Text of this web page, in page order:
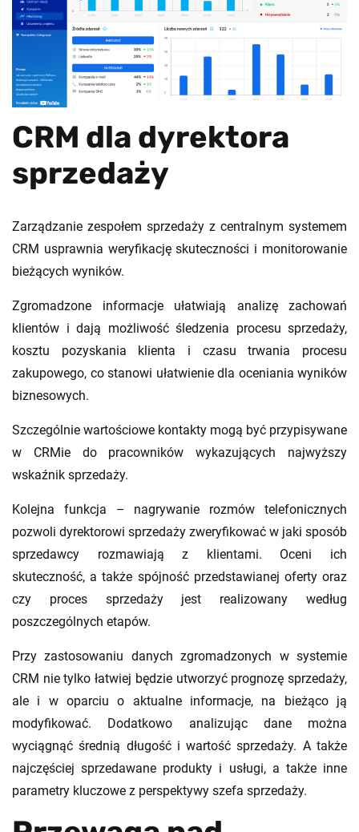
CRM dla dyrektora
sprzedaży
Zarządzanie zespołem sprzedaży z centralnym systemem
CRM usprawnia weryfikację skuteczności i monitorowanie
bieżących wyników.
Zgromadzone informacje ułatwiają analizę zachowań
klientów i dają możliwość śledzenia procesu sprzedaży,
kosztu pozyskania klienta i czasu trwania procesu
zakupowego, co stanowi ułatwienie dla oceniania wyników
biznesowych.
Szczególnie wartościowe kontakty mogą być przypisywane
w CRMie do pracowników wykazujących najwyższy
wskaźnik sprzedaży.
Kolejna funkcja – nagrywanie rozmów telefonicznych
pozwoli dyrektorowi sprzedaży zweryfikować w jaki sposób
sprzedawcy rozmawiają z klientami. Oceni ich
skuteczność, a także spójność przedstawianej oferty oraz
czy proces sprzedaży jest realizowany według
poszczególnych etapów.
Przy zastosowaniu danych zgromadzonych w systemie
CRM nie tylko łatwiej będzie utworzyć prognozę sprzedaży,
ale i w oparciu o aktualne informacje, na bieżąco ją
modyfikować. Dodatkowo analizując dane można
wyciągnąć średnią długość i wartość sprzedaży. A także
najczęściej sprzedawane produkty i usługi, a także inne
parametry kluczowe z perspektywy szefa sprzedaży.